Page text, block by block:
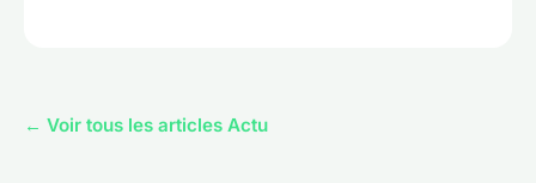
← Voir tous les articles Actu